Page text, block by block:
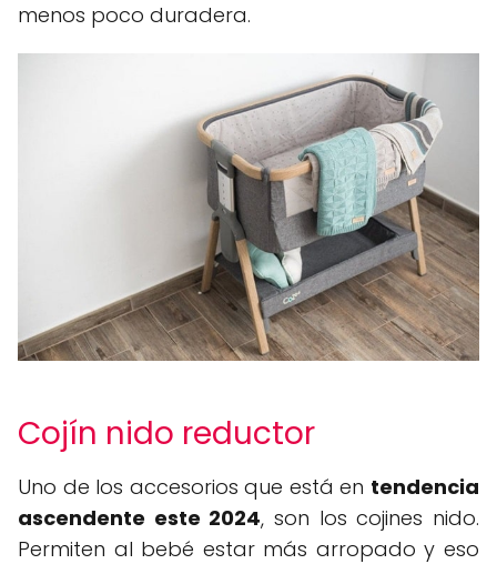
menos poco duradera.
Cojín nido reductor
Uno de los accesorios que está en tendencia
ascendente este 2024, son los cojines nido.
Permiten al bebé estar más arropado y eso